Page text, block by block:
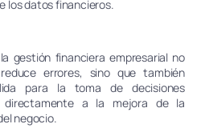
los datos financieros.
gestión financiera empresarial no
errores, sino que también
para la toma de decisiones
directamente a la mejora de la
negocio.